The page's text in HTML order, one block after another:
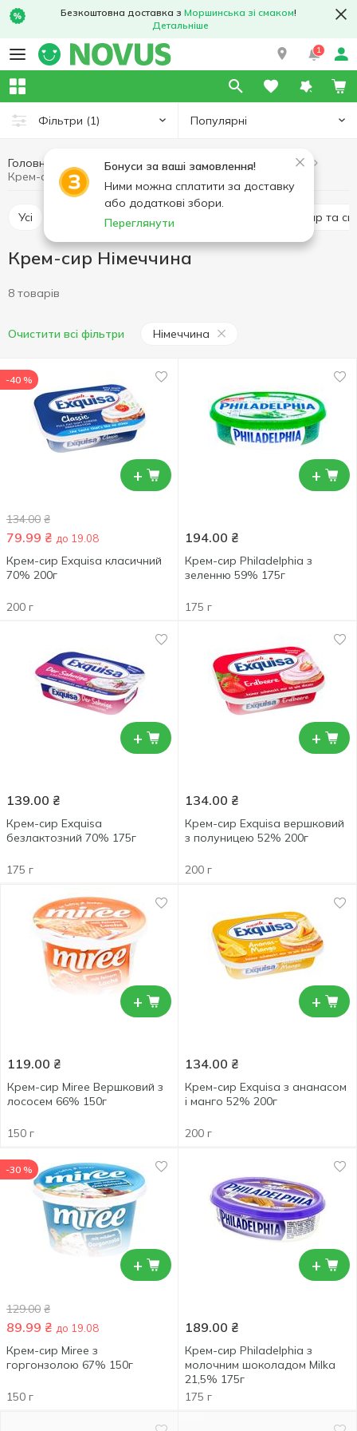
Безкоштовна доставка з Моршинська зі смаком!
Детальніше
1
Фільтри (1) Популярні
Бонуси за ваші замовлення!
Ними можна сплатити за доставку
або додаткові збори.
Переглянути
Головна Яйця та молочні продукти Сир
Крем-сир
Крем-сир Німеччина
Усі Твердий сир М'який сир та
Крем-сир Німеччина
8 товарів
Очистити всі фільтри Німеччина
+
-40 %
134.00 ₴
79.99 ₴ до 19.08
Крем-сир Exquisa класичний
70% 200г
200 г
+
194.00 ₴
Крем-сир Philadelphia з
зеленню 59% 175г
175 г
+
139.00 ₴
Крем-сир Exquisa
безлактозний 70% 175г
175 г
+
134.00 ₴
Крем-сир Exquisa вершковий
з полуницею 52% 200г
200 г
+
119.00 ₴
Крем-сир Miree Вершковий з
лососем 66% 150г
150 г
+
134.00 ₴
Крем-сир Exquisa з ананасом
і манго 52% 200г
200 г
+
-30 %
129.00 ₴
89.99 ₴ до 19.08
Крем-сир Miree з
горгонзолою 67% 150г
150 г
+
189.00 ₴
Крем-сир Philadelphia з
молочним шоколадом Milka
21,5% 175г
175 г